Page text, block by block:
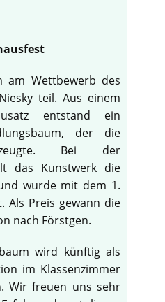
am Wettbewerb des
teil. Aus einem
entstand ein
der die
Bei der
das Kunstwerk die
wurde mit dem 1.
Als Preis gewann die
nach Förstgen.
wird künftig als
im Klassenzimmer
Wir freuen uns sehr